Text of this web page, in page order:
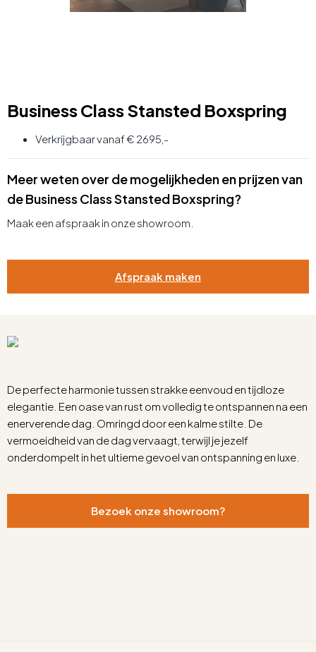
Business Class Stansted Boxspring
Verkrijgbaar vanaf € 2695,-
Meer weten over de mogelijkheden en prijzen van
de Business Class Stansted Boxspring?
Maak een afspraak in onze showroom.
Afspraak maken
De perfecte harmonie tussen strakke eenvoud en tijdloze
elegantie. Een oase van rust om volledig te ontspannen na een
enerverende dag. Omringd door een kalme stilte. De
vermoeidheid van de dag vervaagt, terwijl je jezelf
onderdompelt in het ultieme gevoel van ontspanning en luxe.
Bezoek onze showroom?